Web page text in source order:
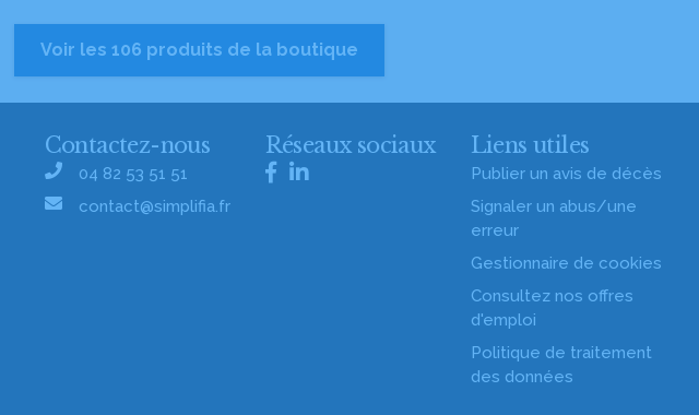
Voir les 106 produits de la boutique
Contactez-nous
04 82 53 51 51
contact@simplifia.fr
Réseaux sociaux Liens utiles
Publier un avis de décès
Signaler un abus/une
erreur
Gestionnaire de cookies
Consultez nos offres
d'emploi
Politique de traitement
des données